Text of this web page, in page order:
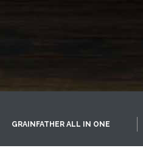
GRAINFATHER ALL IN ONE